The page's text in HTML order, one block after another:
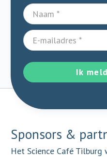
Ik
Sponsors &
Het Science Café